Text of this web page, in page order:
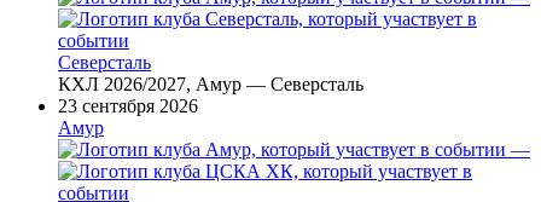
Северсталь
КХЛ 2026/2027, Амур — Северсталь
23 сентября 2026
Амур
—